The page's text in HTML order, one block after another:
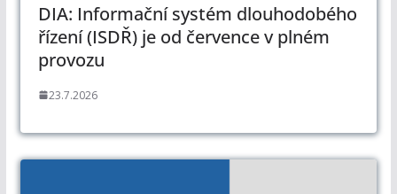
DIA: Informační systém dlouhodobého
řízení (ISDŘ) je od července v plném
provozu
23.7.2026